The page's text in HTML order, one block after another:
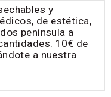
y
de estética,
península a
10€ de
a nuestra